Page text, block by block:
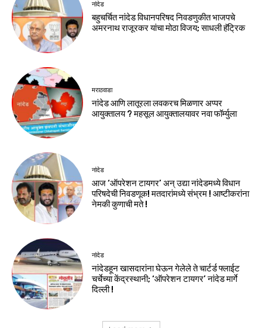
नांदेड
बहुचर्चित नांदेड विधानपरिषद निवडणुकीत भाजपचे
अमरनाथ राजूरकर यांचा मोठा विजय; साधली हॅट्रिक
मराठवाडा
नांदेड आणि लातूरला लवकरच मिळणार अप्पर
आयुक्तालय ? महसूल आयुक्तालयावर नवा फॉर्म्युला
नांदेड
आज ‘ऑपरेशन टायगर’ अन् उद्या नांदेडमध्ये विधान
परिषदेची निवडणूक! मतदारांमध्ये संभ्रम ! आष्टीकरांना
नेमकी कुणाची मते !
नांदेड
नांदेडहून खासदारांना घेऊन गेलेले ते चार्टर्ड फ्लाईट
चर्चेच्या केंद्रस्थानी; ‘ऑपरेशन टायगर’ नांदेड मार्गे
दिल्ली !